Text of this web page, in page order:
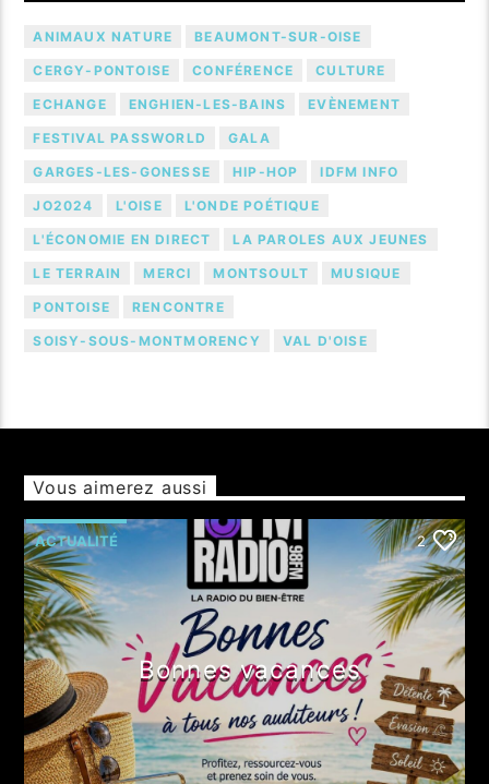
ANIMAUX NATURE BEAUMONT-SUR-OISE
CERGY-PONTOISE CONFÉRENCE CULTURE
ECHANGE ENGHIEN-LES-BAINS EVÈNEMENT
FESTIVAL PASSWORLD GALA
GARGES-LES-GONESSE HIP-HOP IDFM INFO
JO2024 L'OISE L'ONDE POÉTIQUE
L'ÉCONOMIE EN DIRECT LA PAROLES AUX JEUNES
LE TERRAIN MERCI MONTSOULT MUSIQUE
PONTOISE RENCONTRE
SOISY-SOUS-MONTMORENCY VAL D'OISE
Vous aimerez aussi
ACTUALITÉ 2
Bonnes vacances